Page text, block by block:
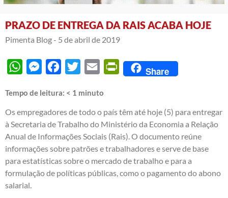
PRAZO DE ENTREGA DA RAIS ACABA HOJE
Pimenta Blog - 5 de abril de 2019
WhatsAppMessengerFacebook
Twitter Email PrintFriendly
Share
Tempo de leitura: < 1 minuto
Os empregadores de todo o país têm até hoje (5) para entregar
à Secretaria de Trabalho do Ministério da Economia a Relação
Anual de Informações Sociais (Rais). O documento reúne
informações sobre patrões e trabalhadores e serve de base
para estatísticas sobre o mercado de trabalho e para a
formulação de políticas públicas, como o pagamento do abono
salarial.